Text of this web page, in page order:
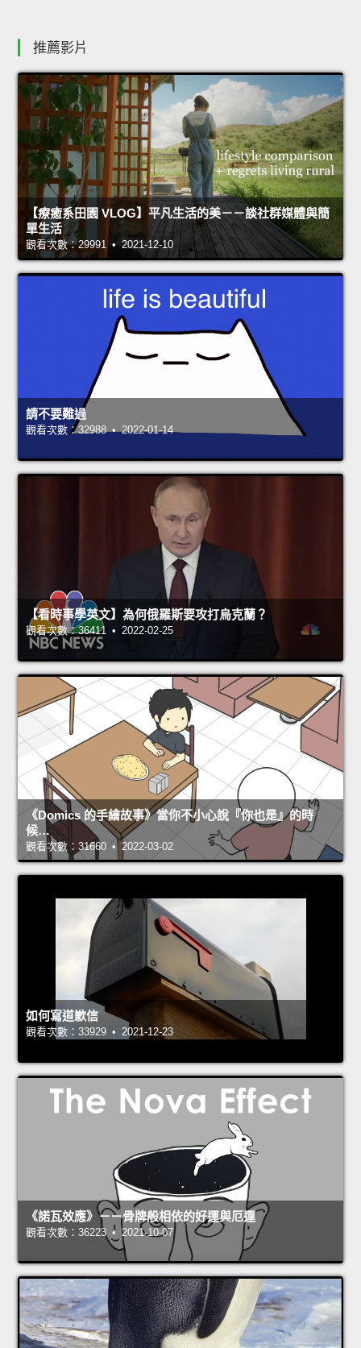
推薦影片
【療癒系田園 VLOG】平凡生活的美－－談社群媒體與簡
單生活
觀看次數：29991 • 2021-12-10
請不要難過
觀看次數：32988 • 2022-01-14
【看時事學英文】為何俄羅斯要攻打烏克蘭？
觀看次數：36411 • 2022-02-25
《Domics 的手繪故事》當你不小心說『你也是』的時
候…
觀看次數：31660 • 2022-03-02
如何寫道歉信
觀看次數：33929 • 2021-12-23
《諾瓦效應》－－骨牌般相依的好運與厄運
觀看次數：36223 • 2021-10-07